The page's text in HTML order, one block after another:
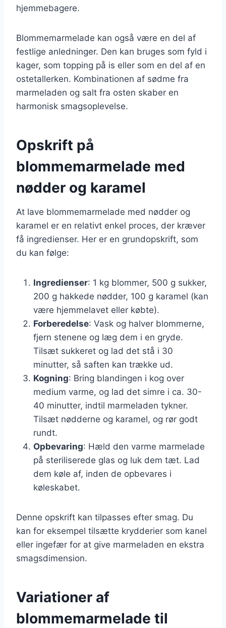
hjemmebagere.
Blommemarmelade kan også være en del af
festlige anledninger. Den kan bruges som fyld i
kager, som topping på is eller som en del af en
ostetallerken. Kombinationen af sødme fra
marmeladen og salt fra osten skaber en
harmonisk smagsoplevelse.
Opskrift på
blommemarmelade med
nødder og karamel
At lave blommemarmelade med nødder og
karamel er en relativt enkel proces, der kræver
få ingredienser. Her er en grundopskrift, som
du kan følge:
Ingredienser: 1 kg blommer, 500 g sukker,
200 g hakkede nødder, 100 g karamel (kan
være hjemmelavet eller købte).
Forberedelse: Vask og halver blommerne,
fjern stenene og læg dem i en gryde.
Tilsæt sukkeret og lad det stå i 30
minutter, så saften kan trække ud.
Kogning: Bring blandingen i kog over
medium varme, og lad det simre i ca. 30-
40 minutter, indtil marmeladen tykner.
Tilsæt nødderne og karamel, og rør godt
rundt.
Opbevaring: Hæld den varme marmelade
på steriliserede glas og luk dem tæt. Lad
dem køle af, inden de opbevares i
køleskabet.
Denne opskrift kan tilpasses efter smag. Du
kan for eksempel tilsætte krydderier som kanel
eller ingefær for at give marmeladen en ekstra
smagsdimension.
Variationer af
blommemarmelade til